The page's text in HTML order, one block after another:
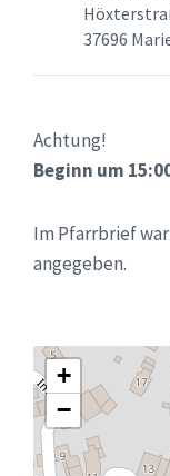
37696
Achtung!
Beginn um
Im Pfarrbrief
angegeben.
+
−